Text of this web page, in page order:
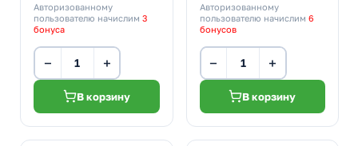
Авторизованному
пользователю начислим 3
бонуса
− +
В корзину
Авторизованному
пользователю начислим 6
бонусов
− +
В корзину